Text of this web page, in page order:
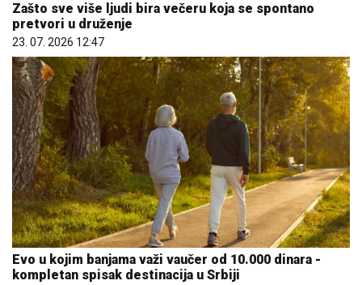
Zašto sve više ljudi bira večeru koja se spontano
pretvori u druženje
23. 07. 2026 12:47
Evo u kojim banjama važi vaučer od 10.000 dinara -
kompletan spisak destinacija u Srbiji